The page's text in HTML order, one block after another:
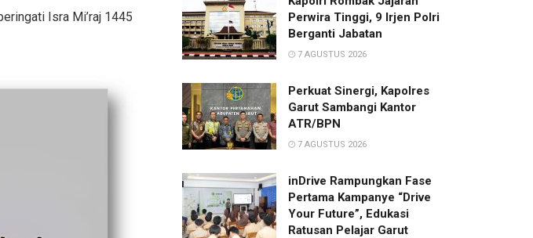
Isra Mi’raj 1445
Perwira Tinggi, 9 Irjen Polri
Berganti Jabatan
7 AGUSTUS 2026
Perkuat Sinergi, Kapolres
Garut Sambangi Kantor
ATR/BPN
7 AGUSTUS 2026
inDrive Rampungkan Fase
Pertama Kampanye “Drive
Your Future”, Edukasi
Ratusan Pelajar Garut